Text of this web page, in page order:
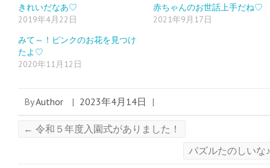
きれいだなあ♡
2019年4月22日
赤ちゃんのお世話上手だね♡
2021年9月17日
みて～！ピンクのお花を見つけ
たよ♡
2020年11月12日
ByAuthor | 2023年4月14日 |
← 令和５年度入園式がありました！
パズルたのしいな